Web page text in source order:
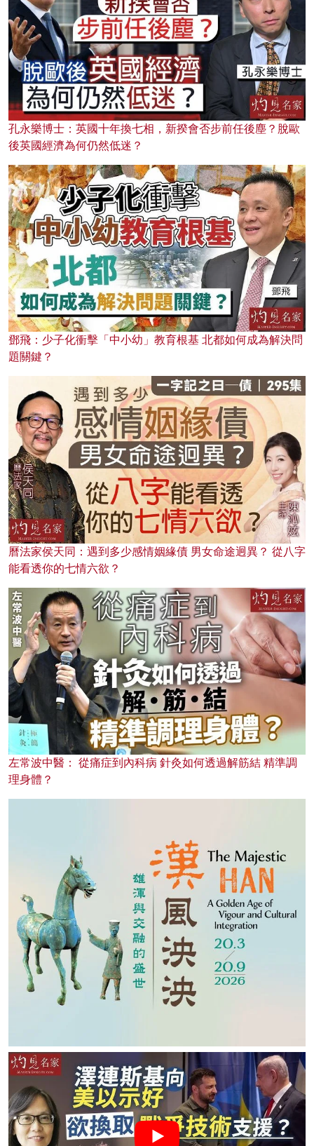
孔永樂博士：英國十年換七相，新揆會否步前任後塵？脫歐
後英國經濟為何仍然低迷？
鄧飛：少子化衝擊「中小幼」教育根基 北都如何成為解決問
題關鍵？
曆法家侯天同：遇到多少感情姻緣債 男女命途迥異？ 從八字
能看透你的七情六欲？
左常波中醫： 從痛症到內科病 針灸如何透過解筋結 精準調
理身體？